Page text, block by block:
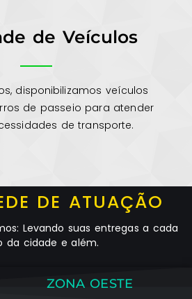
de Veículos
disponibilizamos veículos
de passeio para atender
de transporte.
DE ATUAÇÃO
Levando suas entregas a cada
da cidade e além.
ZONA OESTE